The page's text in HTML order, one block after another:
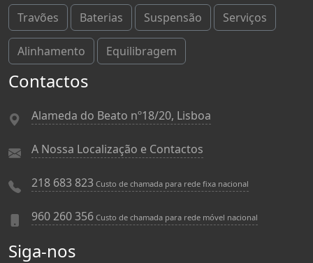
Travões Baterias Suspensão Serviços
Alinhamento Equilibragem
Contactos
Alameda do Beato nº18/20, Lisboa
A Nossa Localização e Contactos
218 683 823 Custo de chamada para rede fixa nacional
960 260 356 Custo de chamada para rede móvel nacional
Siga-nos